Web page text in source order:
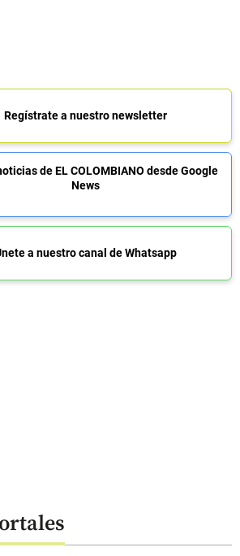
Regístrate a nuestro newsletter
de EL COLOMBIANO desde Google
News
a nuestro canal de Whatsapp